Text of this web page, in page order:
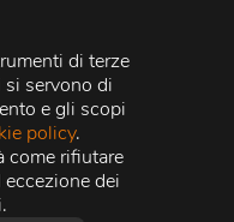
di terze
servono di
e gli scopi
policy.
come rifiutare
dei
20066 Melzo (MI)
n. 1427910
n. 338392 -
| Capitale Sociale
2026 © Tutti i diritti